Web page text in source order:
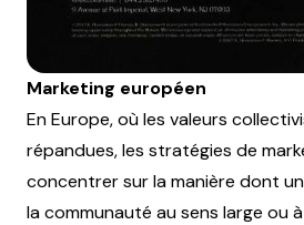
Marketing européen
En Europe, où les valeurs
répandues, les stratégies de
concentrer sur la manière dont
la communauté au sens large ou